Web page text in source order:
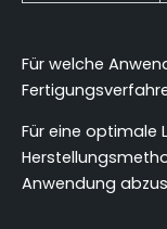
Für welche
Für eine optimale
Anwendung